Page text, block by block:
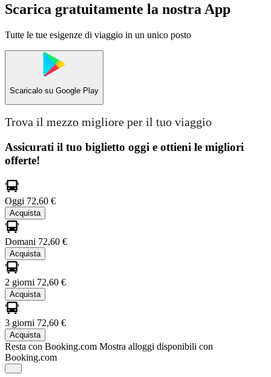
Scarica gratuitamente la nostra App
Tutte le tue esigenze di viaggio in un unico posto
Scaricalo su Google Play
Trova il mezzo migliore per il tuo viaggio
Assicurati il ​​tuo biglietto oggi e ottieni le migliori
offerte!
Oggi 72,60 €
Acquista
Domani 72,60 €
Acquista
2 giorni 72,60 €
Acquista
3 giorni 72,60 €
Acquista
Resta con Booking.com Mostra alloggi disponibili con
Booking.com